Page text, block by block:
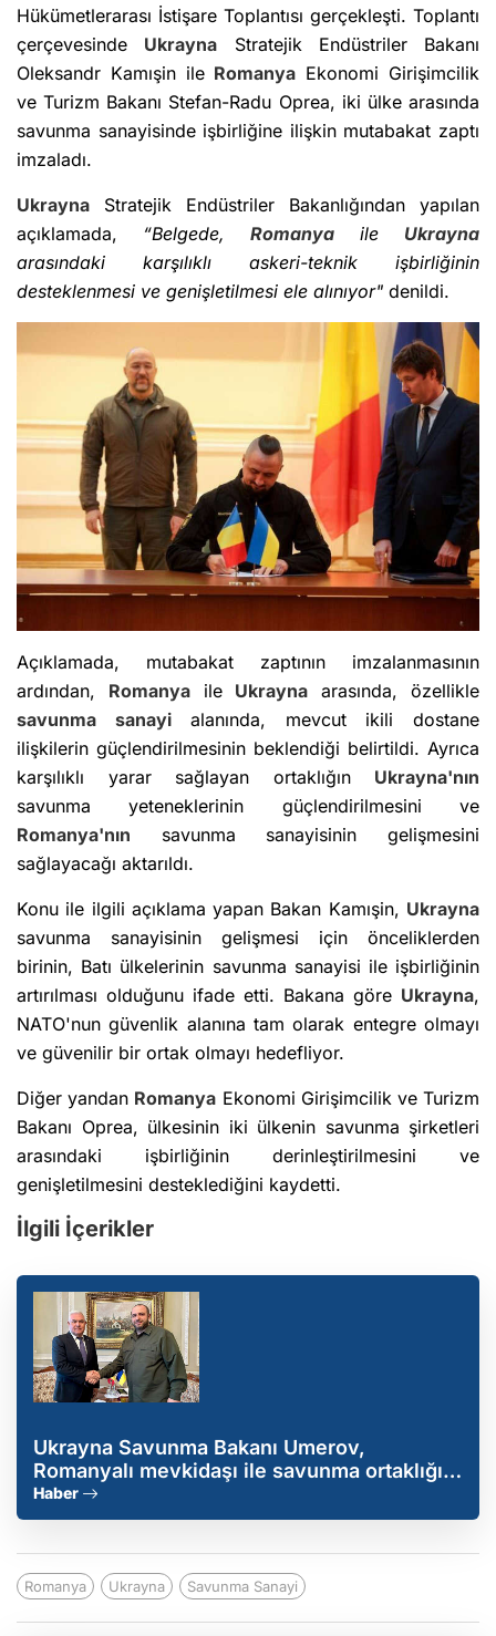
Hükümetlerarası İstişare Toplantısı gerçekleşti. Toplantı
çerçevesinde Ukrayna Stratejik Endüstriler Bakanı
Oleksandr Kamışin ile Romanya Ekonomi Girişimcilik
ve Turizm Bakanı Stefan-Radu Oprea, iki ülke arasında
savunma sanayisinde işbirliğine ilişkin mutabakat zaptı
imzaladı.
Ukrayna Stratejik Endüstriler Bakanlığından yapılan
açıklamada, “Belgede, Romanya ile Ukrayna
arasındaki karşılıklı askeri-teknik işbirliğinin
desteklenmesi ve genişletilmesi ele alınıyor" denildi.
Açıklamada, mutabakat zaptının imzalanmasının
ardından, Romanyaile Ukrayna arasında, özellikle
savunma sanayialanında, mevcut ikili dostane
ilişkilerin güçlendirilmesinin beklendiği belirtildi. Ayrıca
karşılıklı yarar sağlayan ortaklığın Ukrayna'nın
savunma yeteneklerinin güçlendirilmesini ve
Romanya'nın savunma sanayisinin gelişmesini
sağlayacağı aktarıldı.
Konu ile ilgili açıklama yapan Bakan Kamışin, Ukrayna
savunma sanayisinin gelişmesi için önceliklerden
birinin, Batı ülkelerinin savunma sanayisi ile işbirliğinin
artırılması olduğunu ifade etti. Bakana göre Ukrayna,
NATO'nun güvenlik alanına tam olarak entegre olmayı
ve güvenilir bir ortak olmayı hedefliyor.
Diğer yandan Romanya Ekonomi Girişimcilik ve Turizm
Bakanı Oprea, ülkesinin iki ülkenin savunma şirketleri
arasındaki işbirliğinin derinleştirilmesini ve
genişletilmesini desteklediğini kaydetti.
İlgili İçerikler
Ukrayna Savunma Bakanı Umerov,
Romanyalı mevkidaşı ile savunma ortaklığını
görüştü
Haber
Romanya Ukrayna Savunma Sanayi